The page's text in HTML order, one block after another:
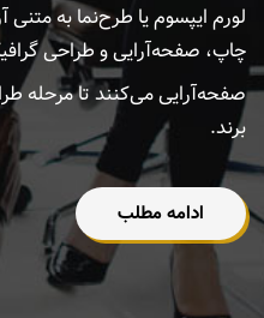
لورم ایپسوم یا طرح‌نما به
چاپ، صفحه‌آرایی و طراحی
صفحه‌آرایی می‌کنند تا مرحله
برند.
ادامه مطلب